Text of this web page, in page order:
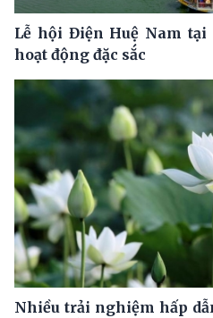
Lễ hội Điện Huệ Nam tại
hoạt động đặc sắc
Nhiều trải nghiệm hấp